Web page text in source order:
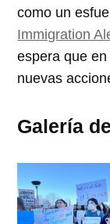
como un
Immigration
espera que
nuevas
Galería